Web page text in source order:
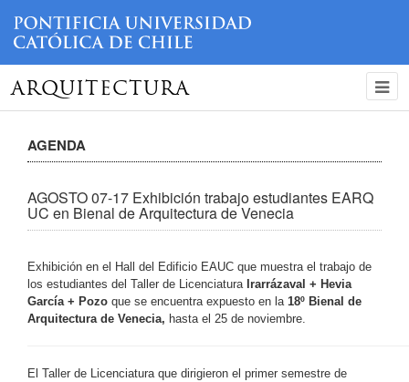
ARQUITECTURA
AGENDA
AGOSTO 07-17 Exhibición trabajo estudiantes EARQ
UC en Bienal de Arquitectura de Venecia
Exhibición en el Hall del Edificio EAUC que muestra el trabajo de
los estudiantes del Taller de Licenciatura Irarrázaval + Hevia
García + Pozo que se encuentra expuesto en la 18º Bienal de
Arquitectura de Venecia, hasta el 25 de noviembre.
El Taller de Licenciatura que dirigieron el primer semestre de